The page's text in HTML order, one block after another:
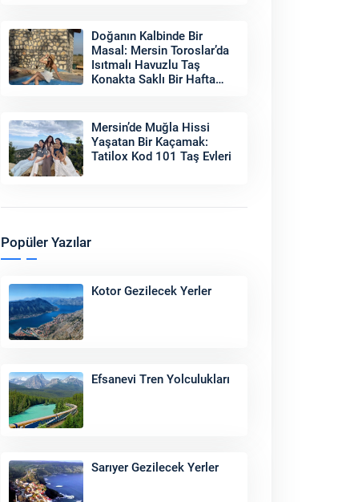
Doğanın Kalbinde Bir
Masal: Mersin Toroslar’da
Isıtmalı Havuzlu Taş
Konakta Saklı Bir Hafta
Mersin’de Muğla Hissi
Yaşatan Bir Kaçamak:
Tatilox Kod 101 Taş Evleri
Popüler Yazılar
Kotor Gezilecek Yerler
Efsanevi Tren Yolculukları
Sarıyer Gezilecek Yerler